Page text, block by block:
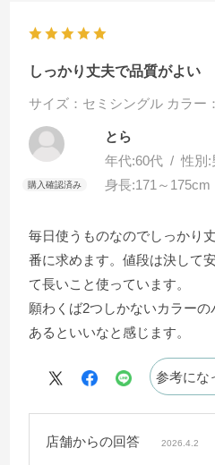
しっかり丈夫で品質がよい
サイズ：セミシングル カラー
とら
年代:60代 性別:
身長:171～175cm
毎日使うものなのでしっかり
番に求めます。値段は決して
て長いこと使っています。
願わくば2つしかないカラー
あるといいなと感じます。
参考にな
店舗からの回答 2026.4.2